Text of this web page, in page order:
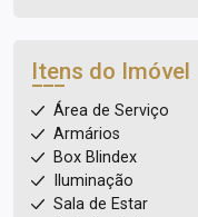
Itens do Imóvel
Área de Serviço
Armários
Box Blindex
Iluminação
Sala de Estar